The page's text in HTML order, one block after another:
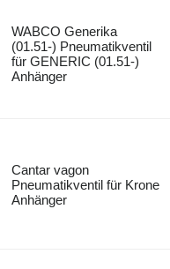
WABCO Generika
(01.51-) Pneumatikventil
für GENERIC (01.51-)
Anhänger
Cantar vagon
Pneumatikventil für Krone
Anhänger